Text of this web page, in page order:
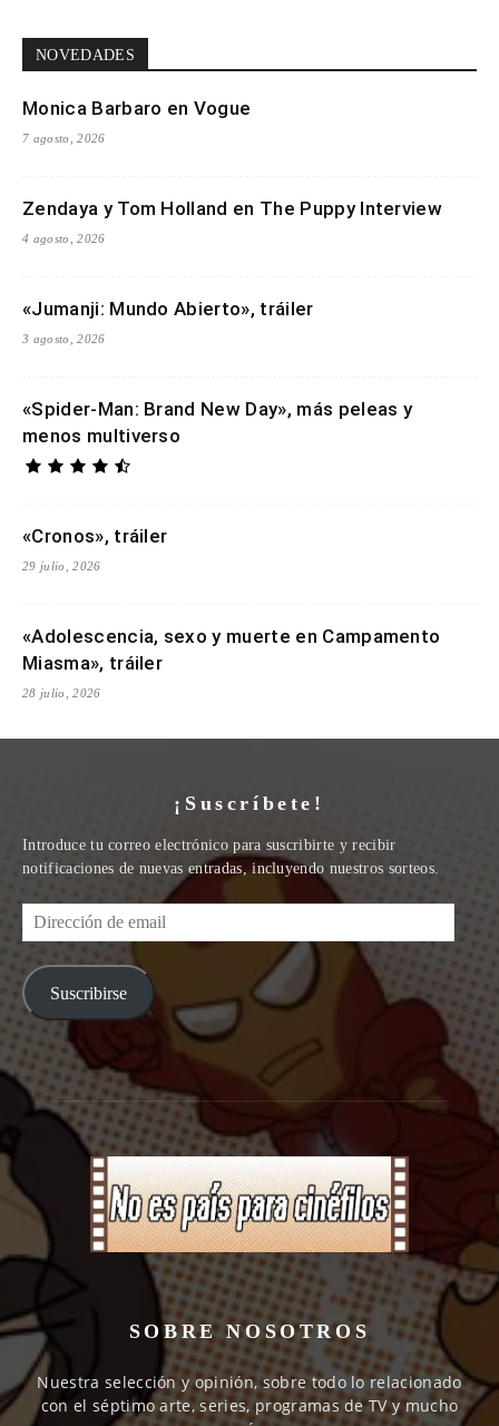
NOVEDADES
Monica Barbaro en Vogue
7 agosto, 2026
Zendaya y Tom Holland en The Puppy Interview
4 agosto, 2026
«Jumanji: Mundo Abierto», tráiler
3 agosto, 2026
«Spider-Man: Brand New Day», más peleas y
menos multiverso
«Cronos», tráiler
29 julio, 2026
«Adolescencia, sexo y muerte en Campamento
Miasma», tráiler
28 julio, 2026
¡Suscríbete!
Introduce tu correo electrónico para suscribirte y recibir
notificaciones de nuevas entradas, incluyendo nuestros sorteos.
Dirección
de
email
Suscribirse
SOBRE NOSOTROS
Nuestra selección y opinión, sobre todo lo relacionado
con el séptimo arte, series, programas de TV y mucho